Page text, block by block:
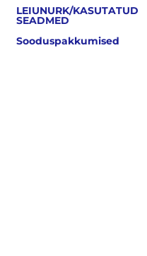
LEIUNURK/KASUTATUD
SEADMED
Sooduspakkumised